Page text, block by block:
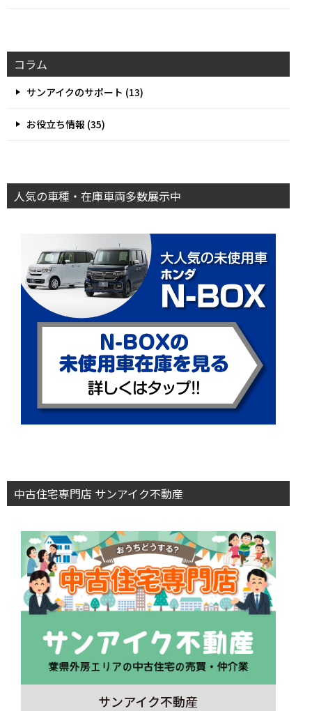
コラム
サンアイクのサポート (13)
お役立ち情報 (35)
人気の車種・在庫車両多数展示中
中古住宅専門店 サンアイク不動産
サンアイク不動産